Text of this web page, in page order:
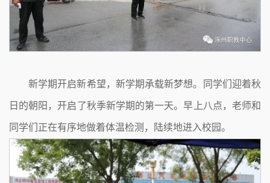
新学期开启新希望，新学期承载新梦想。同学们迎着秋
日的朝阳，开启了秋季新学期的第一天。早上八点，老师和
同学们正在有序地做着体温检测，陆续地进入校园。